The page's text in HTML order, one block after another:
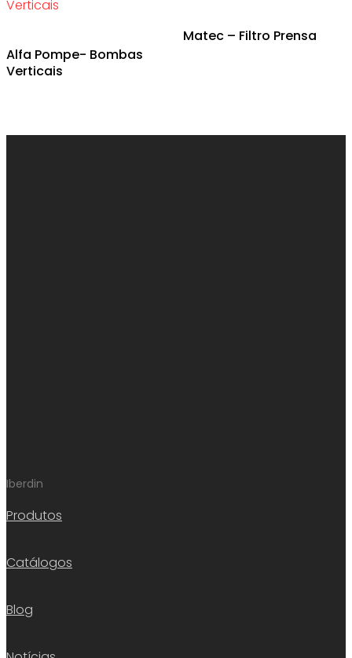
Alfa Pompe- Bombas
Verticais
Matec – Filtro Prensa
Iberdin
Produtos
Catálogos
Blog